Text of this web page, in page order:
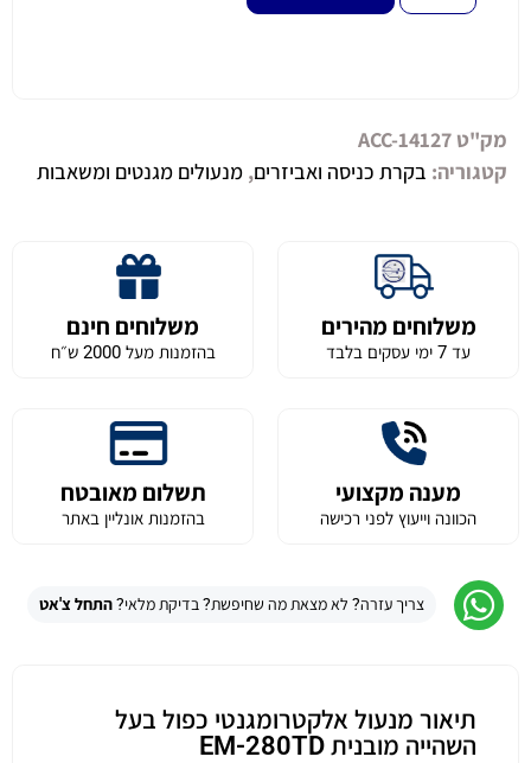
מק"ט ACC-14127
קטגוריה: בקרת כניסה ואביזרים, מנעולים מגנטים ומשאבות
משלוחים מהירים
עד 7 ימי עסקים בלבד
משלוחים חינם
בהזמנות מעל 2000 ש״ח
מענה מקצועי
הכוונה וייעוץ לפני רכישה
תשלום מאובטח
בהזמנות אונליין באתר
צריך עזרה? לא מצאת מה שחיפשת? בדיקת מלאי?התחל צ'אט
תיאור מנעול אלקטרומגנטי כפול בעל
השהייה מובנית EM-280TD